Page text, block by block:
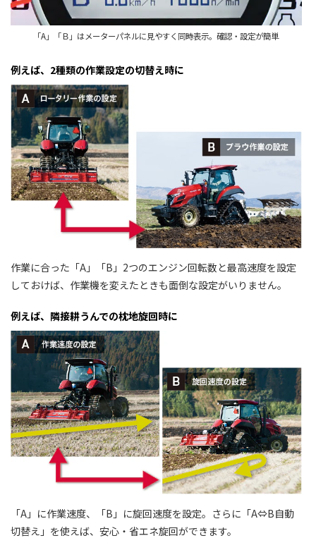
「A」「Ｂ」はメーターパネルに見やすく同時表示。確認・設定が簡単
例えば、2種類の作業設定の切替え時に
作業に合った「A」「B」2つのエンジン回転数と最高速度を設定
しておけば、作業機を変えたときも面倒な設定がいりません。
例えば、隣接耕うんでの枕地旋回時に
「A」に作業速度、「B」に旋回速度を設定。さらに「A⇔B自動
切替え」を使えば、安心・省エネ旋回ができます。